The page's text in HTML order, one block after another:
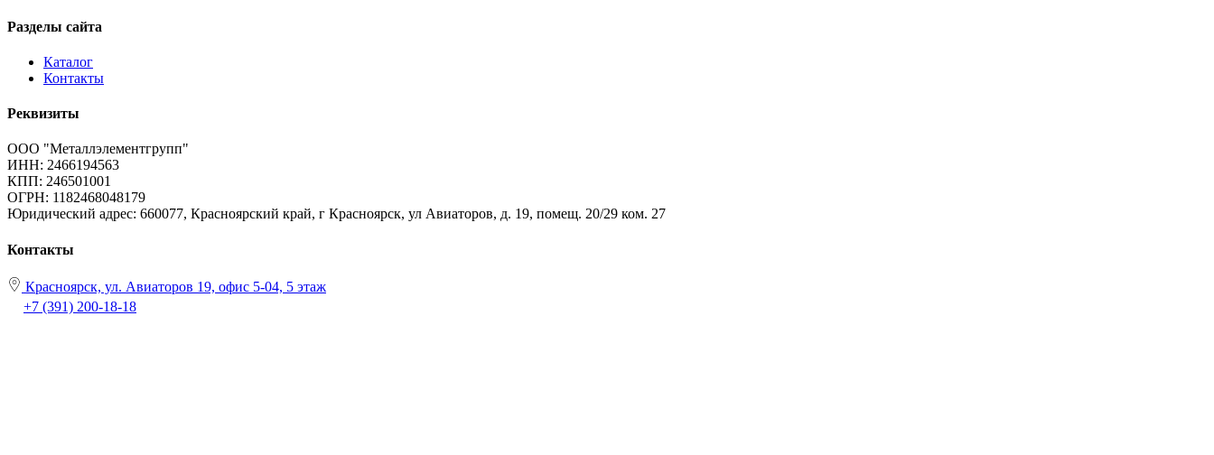
Разделы сайта
Каталог
Контакты
Реквизиты
ООО "Металлэлементгрупп"
ИНН: 2466194563
КПП: 246501001
ОГРН: 1182468048179
Юридический адрес: 660077, Красноярский край, г Красноярск, ул Авиаторов, д. 19, помещ. 20/29 ком. 27
Контакты
Красноярск, ул. Авиаторов 19, офис 5-04, 5 этаж
+7 (391) 200-18-18